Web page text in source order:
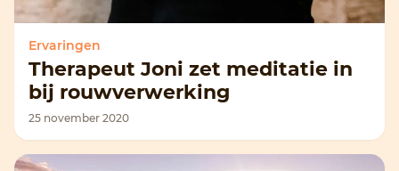
Ervaringen
Therapeut Joni zet meditatie in
bij rouwverwerking
25 november 2020